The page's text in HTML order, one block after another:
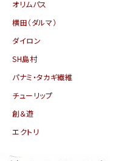
オリムパス
横田（ダルマ）
ダイロン
SH島村
パナミ・タカギ繊維
チューリップ
創＆遊
エクトリ